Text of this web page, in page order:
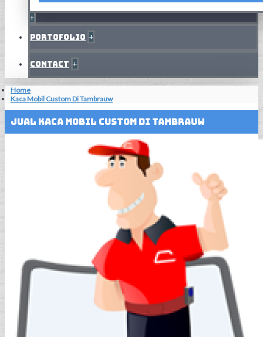
+
Portofolio +
Contact +
Home
Kaca Mobil Custom Di Tambrauw
Jual Kaca Mobil Custom Di Tambrauw